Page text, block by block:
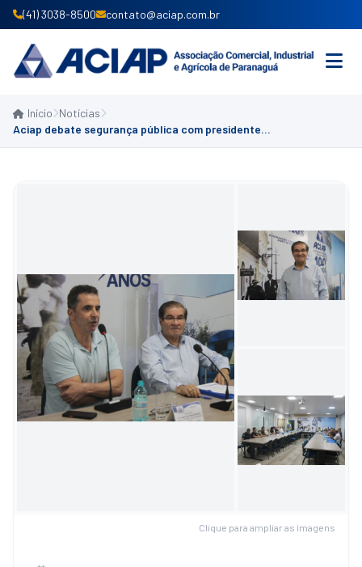
(41) 3038-8500 contato@aciap.com.br
INICIO
NOTÍCIAS
Início Notícias
Aciap debate segurança pública com presidente do Comuseg em reunião com empresários
Clique para ampliar as imagens